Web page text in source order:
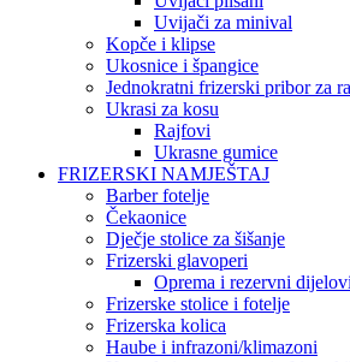
Uvijači za minival
Kopče i klipse
Ukosnice i špangice
Jednokratni frizerski pribor za
Ukrasi za kosu
Rajfovi
Ukrasne gumice
FRIZERSKI NAMJEŠTAJ
Barber fotelje
Čekaonice
Dječje stolice za šišanje
Frizerski glavoperi
Oprema i rezervni dijelovi
Frizerske stolice i fotelje
Frizerska kolica
Haube i infrazoni/klimazoni